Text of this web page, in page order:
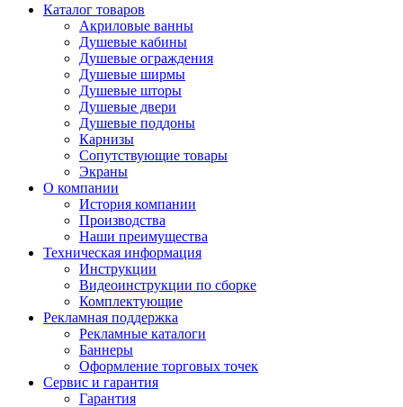
Каталог товаров
Акриловые ванны
Душевые кабины
Душевые ограждения
Душевые ширмы
Душевые шторы
Душевые двери
Душевые поддоны
Карнизы
Сопутствующие товары
Экраны
О компании
История компании
Производства
Наши преимущества
Техническая информация
Инструкции
Видеоинструкции по сборке
Комплектующие
Рекламная поддержка
Рекламные каталоги
Баннеры
Оформление торговых точек
Сервис и гарантия
Гарантия